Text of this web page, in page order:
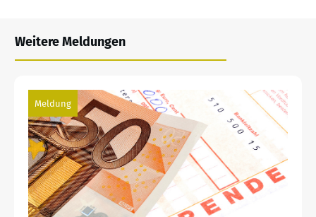
Weitere Meldungen
Meldung